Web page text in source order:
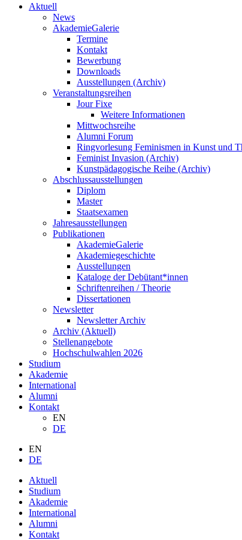
Aktuell
News
AkademieGalerie
Termine
Kontakt
Bewerbung
Downloads
Ausstellungen (Archiv)
Veranstaltungsreihen
Jour Fixe
Weitere Informationen
Mittwochsreihe
Alumni Forum
Ringvorlesung Feminismen in Kunst und
Feminist Invasion (Archiv)
Kunstpädagogische Reihe (Archiv)
Abschlussausstellungen
Diplom
Master
Staatsexamen
Jahresausstellungen
Publikationen
AkademieGalerie
Akademiegeschichte
Ausstellungen
Kataloge der Debütant*innen
Schriftenreihen / Theorie
Dissertationen
Newsletter
Newsletter Archiv
Archiv (Aktuell)
Stellenangebote
Hochschulwahlen 2026
Studium
Akademie
International
Alumni
Kontakt
EN
DE
EN
DE
Aktuell
Studium
Akademie
International
Alumni
Kontakt